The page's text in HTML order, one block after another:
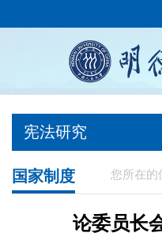
宪法研究
您所在的
国家制度
论委员长